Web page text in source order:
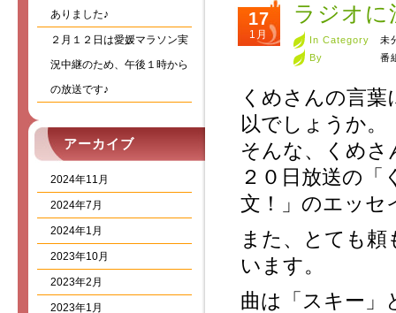
ありました♪
２月１２日は愛媛マラソン実
況中継のため、午後１時から
の放送です♪
アーカイブ
2024年11月
2024年7月
2024年1月
2023年10月
2023年2月
2023年1月
17
1月
ラジオに
In Category
未
By
番
くめさんの言
以でしょうか。
そんな、くめさ
２０日放送の
文！」のエッセ
また、とても
います。
曲は「スキー」